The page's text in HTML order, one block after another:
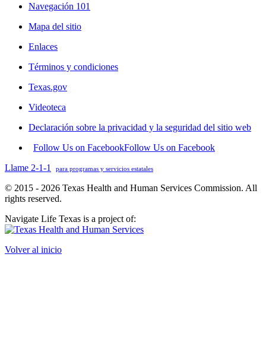
Navegación 101
Mapa del sitio
Enlaces
Términos y condiciones
Texas.gov
Videoteca
Declaración sobre la privacidad y la seguridad del sitio web
Follow Us on FacebookFollow Us on Facebook
Llame 2-1-1
para programas y servicios estatales
© 2015 - 2026 Texas Health and Human Services Commission. All
rights reserved.
Navigate Life Texas is a project of:
Volver al inicio